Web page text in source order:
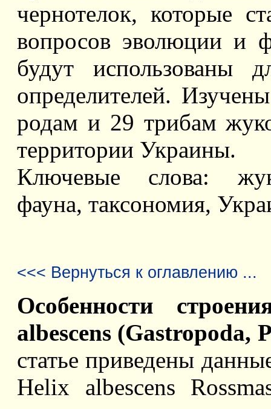
чернотелок, которые
вопросов эволюции и
будут использованы
определителей.
родам и 29 трибам
территории Украины.
Ключевые слова:
фауна, таксономия,
<<< Вернуться к оглавлению ...
Особенности
albescens
статье приведены
Helix albescens